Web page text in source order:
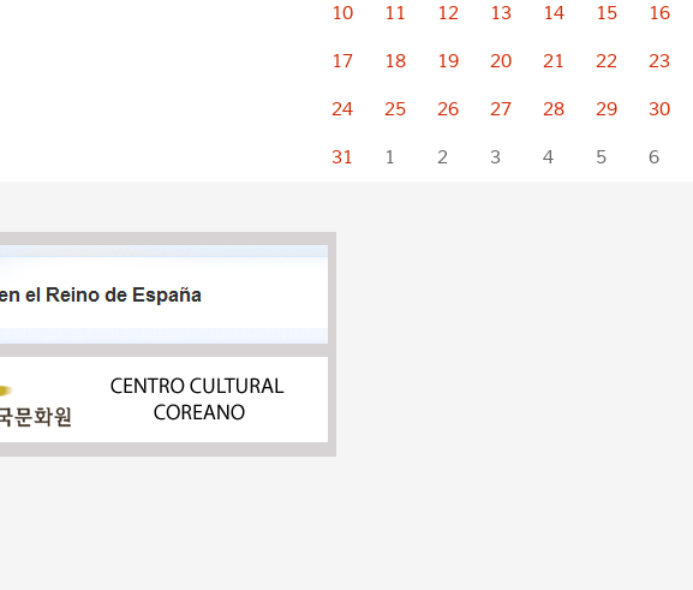
10
11 12 13 14 15
16
17
18 19 20 21 22
23
24
25 26 27 28 29
30
31
1 2 3 4 5 6